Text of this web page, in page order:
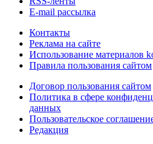
E-mail рассылка
Контакты
Реклама на сайте
Использование материалов
Правила пользования сайтом
Договор пользования сайтом
Политика в сфере
данных
Пользовательское
Редакция